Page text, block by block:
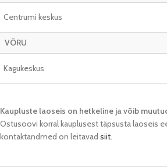
Centrumi keskus
VÕRU
Kagukeskus
Kaupluste laoseis on hetkeline ja võib
Ostusoovi korral kauplusest täpsusta laoseis
kontaktandmed on leitavad siit.